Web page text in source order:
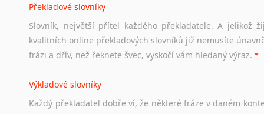
Práce v Austrálii
Odkazy poskytující cenné informace nekomerčního
hledat práci na internetu případně osobní zkušenosti
Hledáte-li
práci
stejná obecná pravidla, jako pro český životopis. Tak dost
Překladové slovníky
Slovník, největší přítel každého překladatele. A jelikož
kvalitních online překladových slovníků již nemusíte
frázi a dřív, než řeknete švec, vyskočí vám hledaný výraz.
Výkladové slovníky
Každý překladatel dobře ví, že některé fráze v daném